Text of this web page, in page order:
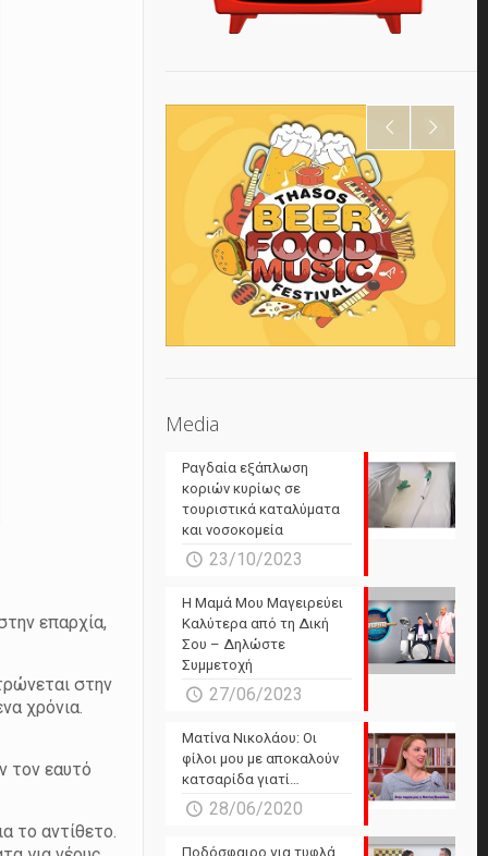
επαρχία,
στην
χρόνια.
τον εαυτό
το αντίθετο.
Media
Ραγδαία εξάπλωση
κοριών κυρίως σε
τουριστικά καταλύματα
και νοσοκομεία
23/10/2023
Η Μαμά Μου Μαγειρεύει
Καλύτερα από τη Δική
Σου – Δηλώστε
Συμμετοχή
27/06/2023
Ματίνα Νικολάου: Οι
φίλοι μου με αποκαλούν
κατσαρίδα γιατί…
28/06/2020
Ποδόσφαιρο για τυφλά